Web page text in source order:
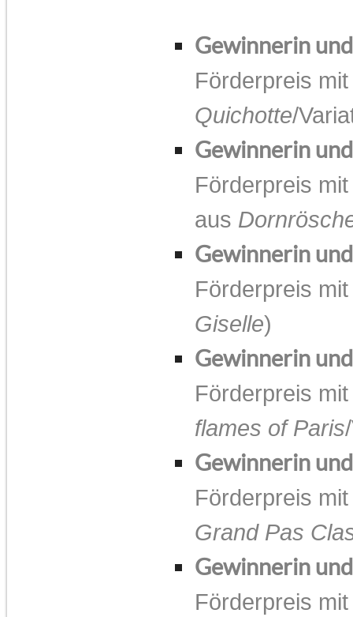
Gewinnerin
Förderpreis
Quichotte/
Gewinnerin
Förderpreis
aus
Gewinnerin
Förderpreis
Giselle)
Gewinnerin
Förderpreis
flames of Paris
Gewinnerin
Förderpreis
Grand Pas
Gewinnerin
Förderpreis